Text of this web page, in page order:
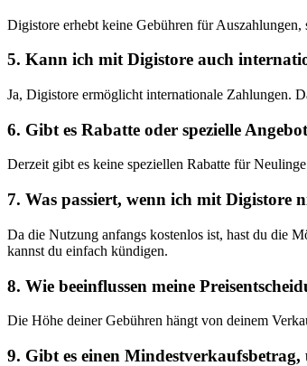
Digistore erhebt keine Gebühren ​für
5. Kann ich mit Digistore auch
Ja, Digistore ermöglicht internationale ​Zahlungen.
6. Gibt es Rabatte oder spezielle
Derzeit ⁣gibt es keine speziellen Rabatte für
7. Was passiert, wenn ‌ich⁢ mit Digistore
Da die ‍Nutzung anfangs kostenlos ist, hast du die
kannst du ‍einfach kündigen.
8.⁣ Wie beeinflussen meine⁤
Die⁢ Höhe deiner Gebühren hängt‌ von deinem‌
9. Gibt es einen‍